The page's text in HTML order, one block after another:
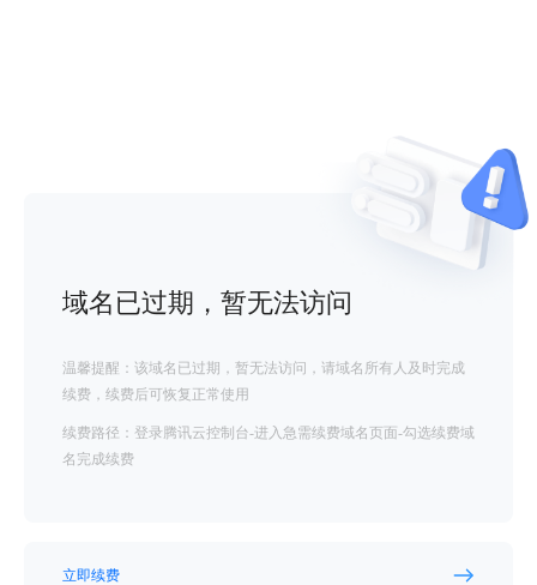
域名已过期，暂无法访问
温馨提醒：该域名已过期，暂无法访问，请域名所有人及时完成
续费，续费后可恢复正常使用
续费路径：登录腾讯云控制台-进入急需续费域名页面-勾选续费域
名完成续费
立即续费